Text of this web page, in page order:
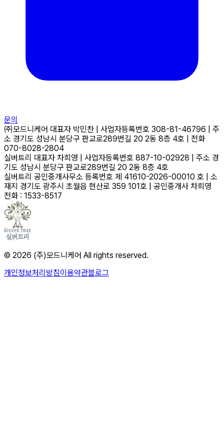
문의
㈜모드니케어 대표자 박민찬 사업자등록번호 308-81-46796
주
소 경기도 성남시 분당구 판교로289번길 20 2동 8층 4호
전화
070-8028-2804
실버트리 대표자 차희영 사업자등록번호 887-10-02928 주소 경
기도 성남시 분당구 판교로289번길 20 2동 8층 4호
실버트리 공인중개사무소 등록번호 제 41610-2026-00010 호
소
재지 경기도 광주시 초월읍 현산로 359 101호 공인중개사 차희영
전화 : 1533-8517
© 2026 (주)모드니케어 All rights reserved.
개인정보처리방침이용약관블로그